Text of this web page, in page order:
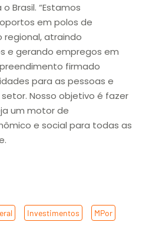
Brasil. “Estamos
em polos de
atraindo
e gerando empregos em
firmado
para as pessoas e
Nosso objetivo é fazer
um motor de
e social para todas as
Investimentos MPor